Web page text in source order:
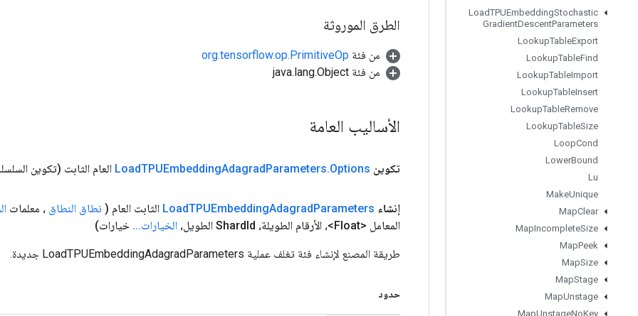
LoadTPUEmbeddingStochastic
GradientDescentParameters
LookupTableExport
LookupTableFind
LookupTableImport
LookupTableInsert
LookupTableRemove
LookupTableSize
LoopCond
LowerBound
Lu
MakeUnique
MapClear
MapIncompleteSize
MapPeek
MapSize
MapStage
MapUnstage
MapUnstageNoKey
الطرق الموروثة
من فئة org.tensorflow.op.PrimitiveOp
من فئة java.lang.Object
الأساليب العامة
تكوين LoadTPUEmbeddingAdagradParameters.Options العام الثابت (تكوين
إنشاء LoadTPUEmbeddingAdagradParameters الثابت العام ( نطاق النطاق ، معلمات
المعامل <Float>، الأرقام الطويلة، Shard
Id الطويل، الخيارات.
.
. خيارات)
طريقة المصنع لإنشاء فئة تغلف عملية LoadTPUEmbeddingAdagradParameters جديدة.
حدود